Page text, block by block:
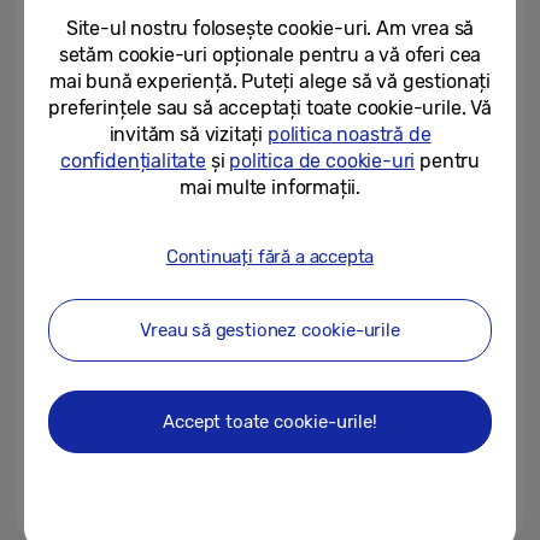
31/07/2026
Ce spun utilizatorii despre noul
Galaxy Z Flip8
Ce spun utilizatorii despre noul
Galaxy Z Fold8 Ultra
30/07/2026
[Galaxy Unpacked iulie 2026]
Primele imagini cu Galaxy
Site-ul nostru folosește cookie-uri. Am vrea să
setăm cookie-uri opționale pentru a vă oferi cea
mai bună experiență. Puteți alege să vă gestionați
preferințele sau să acceptați toate cookie-urile. Vă
invităm să vizitați politica noastră de
confidențialitateși politica de cookie-uri pentru
mai multe informații.
Continuați fără a accepta
Vreau să gestionez cookie-urile
Accept toate cookie-urile!